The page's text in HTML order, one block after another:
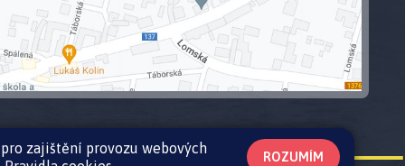
zajištění provozu webových
ROZUMÍM